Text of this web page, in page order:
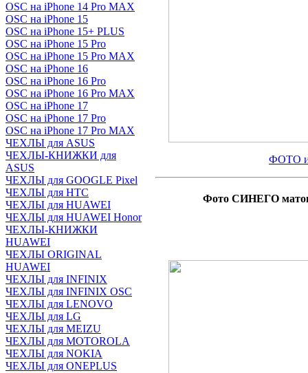
OSC на iPhone 14 Pro MAX
OSC на iPhone 15
OSC на iPhone 15+ PLUS
OSC на iPhone 15 Pro
OSC на iPhone 15 Pro MAX
OSC на iPhone 16
OSC на iPhone 16 Pro
OSC на iPhone 16 Pro MAX
OSC на iPhone 17
OSC на iPhone 17 Pro
OSC на iPhone 17 Pro MAX
ЧЕХЛЫ для ASUS
ЧЕХЛЫ-КНИЖКИ для
ASUS
ЧЕХЛЫ для GOOGLE Pixel
ЧЕХЛЫ для HTC
ЧЕХЛЫ для HUAWEI
ЧЕХЛЫ для HUAWEI Honor
ЧЕХЛЫ-КНИЖКИ
HUAWEI
ЧЕХЛЫ ORIGINAL
HUAWEI
ЧЕХЛЫ для INFINIX
ЧЕХЛЫ для INFINIX OSC
ЧЕХЛЫ для LENOVO
ЧЕХЛЫ для LG
ЧЕХЛЫ для MEIZU
ЧЕХЛЫ для MOTOROLA
ЧЕХЛЫ для NOKIA
ЧЕХЛЫ для ONEPLUS
ФОТО
Фото СИНЕГО